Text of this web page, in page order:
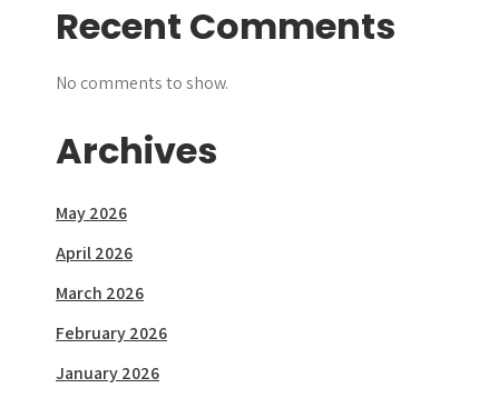
Recent Comments
No comments to show.
Archives
May 2026
April 2026
March 2026
February 2026
January 2026